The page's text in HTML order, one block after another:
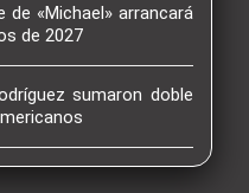
de «Michael» arrancará
de 2027
sumaron doble